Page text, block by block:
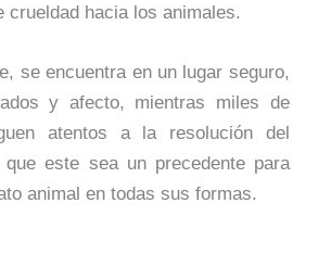
crueldad hacia los animales.
se encuentra en un lugar seguro,
y afecto, mientras miles de
atentos a la resolución del
que este sea un precedente para
animal en todas sus formas.